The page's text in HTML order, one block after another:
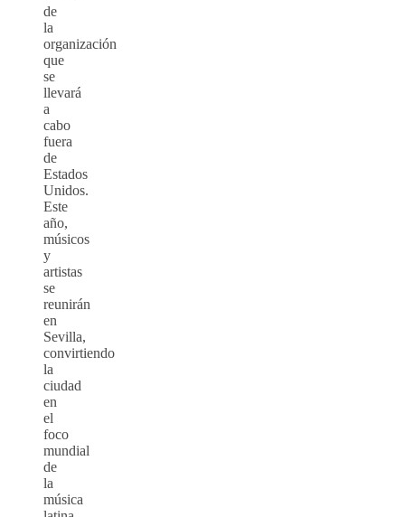
de
la
organización
que
se
llevará
a
cabo
fuera
de
Estados
Unidos.
Este
año,
músicos
y
artistas
se
reunirán
en
Sevilla,
convirtiendo
la
ciudad
en
el
foco
mundial
de
la
música